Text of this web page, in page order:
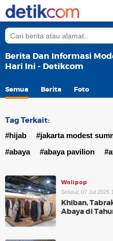
Berita Dan Informasi
Hari Ini - Detikcom
Semua Berita Foto
Tag Terkait:
#hijab #jakarta modest
#abaya
#abaya pavilion
Wolipop
Selasa, 07 Jul 2026
Khiban,
Abaya di